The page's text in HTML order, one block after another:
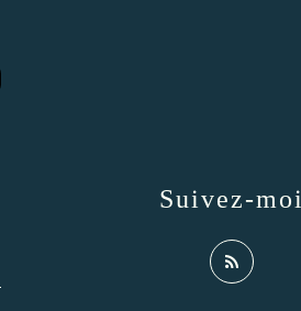
Suivez-moi